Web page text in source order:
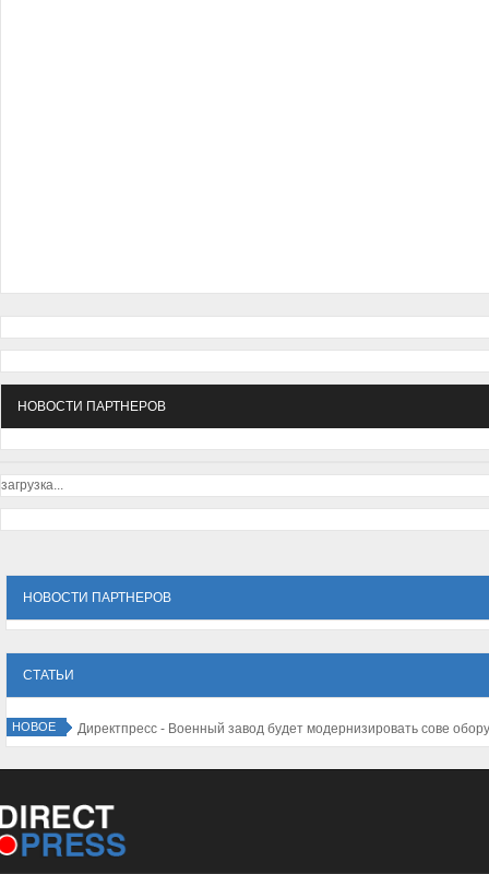
НОВОСТИ ПАРТНЕРОВ
загрузка...
НОВОСТИ ПАРТНЕРОВ
СТАТЬИ
НОВОЕ